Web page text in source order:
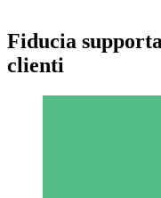
Fiducia
clienti